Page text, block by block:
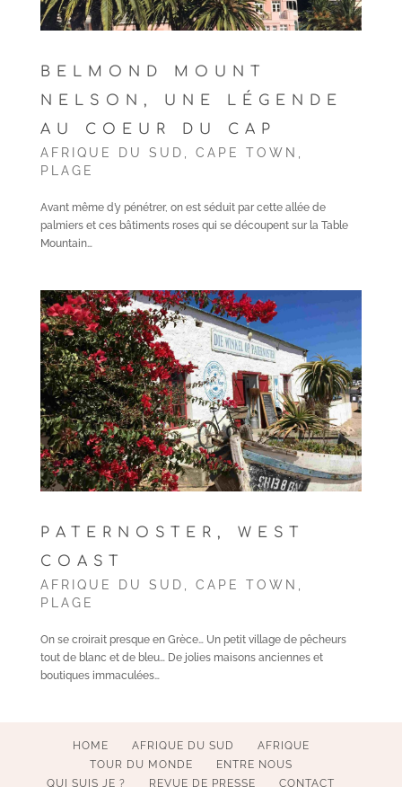
BELMOND MOUNT
NELSON, UNE LÉGENDE
AU COEUR DU CAP
AFRIQUE DU SUD CAPE TOWN
PLAGE
Avant même d’y pénétrer, on est séduit par cette allée de
palmiers et ces bâtiments roses qui se découpent sur la Table
Mountain…
PATERNOSTER, WEST
COAST
AFRIQUE DU SUD CAPE TOWN
PLAGE
On se croirait presque en Grèce… Un petit village de pêcheurs
tout de blanc et de bleu… De jolies maisons anciennes et
boutiques immaculées…
HOME AFRIQUE DU SUD
AFRIQUE
TOUR DU MONDE
ENTRE NOUS
QUI SUIS JE ?
REVUE DE PRESSE CONTACT